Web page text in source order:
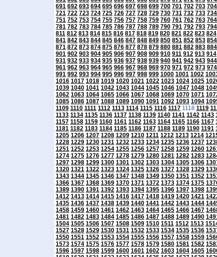
691 692 693 694 695 696 697 698 699 700 701 702 703 704
721 722 723 724 725 726 727 728 729 730 731 732 733 734
751 752 753 754 755 756 757 758 759 760 761 762 763 764
781 782 783 784 785 786 787 788 789 790 791 792 793 794
811 812 813 814 815 816 817 818 819 820 821 822 823 824
841 842 843 844 845 846 847 848 849 850 851 852 853 854
871 872 873 874 875 876 877 878 879 880 881 882 883 884
901 902 903 904 905 906 907 908 909 910 911 912 913 914
931 932 933 934 935 936 937 938 939 940 941 942 943 944
961 962 963 964 965 966 967 968 969 970 971 972 973 974
991 992 993 994 995 996 997 998 999 1000 1001 1002
1016 1017 1018 1019 1020 1021 1022 1023 1024 1025
1039 1040 1041 1042 1043 1044 1045 1046 1047 1048
1062 1063 1064 1065 1066 1067 1068 1069 1070 1071
1085 1086 1087 1088 1089 1090 1091 1092 1093 1094
1109 1110 1111 1112 1113 1114 1115 1116 1117 1118 1119
1133 1134 1135 1136 1137 1138 1139 1140 1141 1142 1143
1157 1158 1159 1160 1161 1162 1163 1164 1165 1166 1167
1181 1182 1183 1184 1185 1186 1187 1188 1189 1190 1191
1205 1206 1207 1208 1209 1210 1211 1212 1213 1214
1228 1229 1230 1231 1232 1233 1234 1235 1236 1237
1251 1252 1253 1254 1255 1256 1257 1258 1259 1260
1274 1275 1276 1277 1278 1279 1280 1281 1282 1283
1297 1298 1299 1300 1301 1302 1303 1304 1305 1306
1320 1321 1322 1323 1324 1325 1326 1327 1328 1329
1343 1344 1345 1346 1347 1348 1349 1350 1351 1352
1366 1367 1368 1369 1370 1371 1372 1373 1374 1375
1389 1390 1391 1392 1393 1394 1395 1396 1397 1398
1412 1413 1414 1415 1416 1417 1418 1419 1420 1421
1435 1436 1437 1438 1439 1440 1441 1442 1443 1444
1458 1459 1460 1461 1462 1463 1464 1465 1466 1467
1481 1482 1483 1484 1485 1486 1487 1488 1489 1490
1504 1505 1506 1507 1508 1509 1510 1511 1512 1513
1527 1528 1529 1530 1531 1532 1533 1534 1535 1536
1550 1551 1552 1553 1554 1555 1556 1557 1558 1559
1573 1574 1575 1576 1577 1578 1579 1580 1581 1582
1596 1597 1598 1599 1600 1601 1602 1603 1604 1605